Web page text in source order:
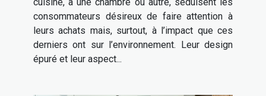
consommateurs désireux de faire attention à
leurs achats mais, surtout, à l’impact que ces
derniers ont sur l’environnement. Leur design
épuré et leur aspect...